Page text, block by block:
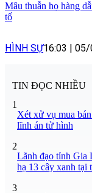
Mâu thuẫn họ hàng
tố
HÌNH SỰ16:03 05/
TIN ĐỌC NHIỀU
1
Xét xử vụ mua
lĩnh án tử hình
2
Lãnh đạo tỉnh Gia
hạ 13 cây xanh tại
3